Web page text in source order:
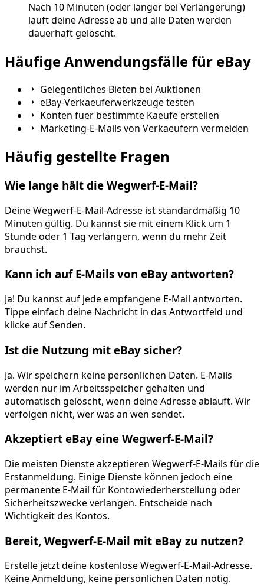
Nach 10 Minuten (oder länger bei Verlängerung)
läuft deine Adresse ab und alle Daten werden
dauerhaft gelöscht.
Häufige Anwendungsfälle für eBay
Gelegentliches Bieten bei Auktionen
eBay-Verkaeuferwerkzeuge testen
Konten fuer bestimmte Kaeufe erstellen
Marketing-E-Mails von Verkaeufern vermeiden
Häufig gestellte Fragen
Wie lange hält die Wegwerf-E-Mail?
Deine Wegwerf-E-Mail-Adresse ist standardmäßig 10
Minuten gültig. Du kannst sie mit einem Klick um 1
Stunde oder 1 Tag verlängern, wenn du mehr Zeit
brauchst.
Kann ich auf E-Mails von eBay antworten?
Ja! Du kannst auf jede empfangene E-Mail antworten.
Tippe einfach deine Nachricht in das Antwortfeld und
klicke auf Senden.
Ist die Nutzung mit eBay sicher?
Ja. Wir speichern keine persönlichen Daten. E-Mails
werden nur im Arbeitsspeicher gehalten und
automatisch gelöscht, wenn deine Adresse abläuft. Wir
verfolgen nicht, wer was an wen sendet.
Akzeptiert eBay eine Wegwerf-E-Mail?
Die meisten Dienste akzeptieren Wegwerf-E-Mails für die
Erstanmeldung. Einige Dienste können jedoch eine
permanente E-Mail für Kontowiederherstellung oder
Sicherheitszwecke verlangen. Entscheide nach
Wichtigkeit des Kontos.
Bereit, Wegwerf-E-Mail mit eBay zu nutzen?
Erstelle jetzt deine kostenlose Wegwerf-E-Mail-Adresse.
Keine Anmeldung, keine persönlichen Daten nötig.